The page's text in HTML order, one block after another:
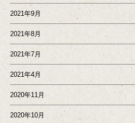
2021年9月
2021年8月
2021年7月
2021年4月
2020年11月
2020年10月